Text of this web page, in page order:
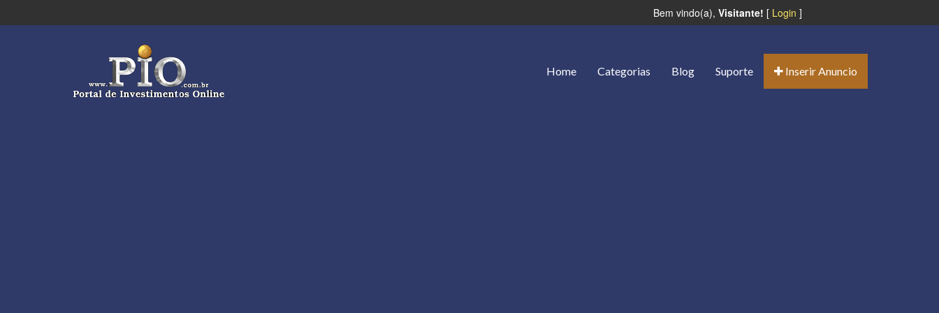
Bem vindo(a), Visitante! [ Login ]
Inserir Anuncio
Home Categorias Blog Suporte